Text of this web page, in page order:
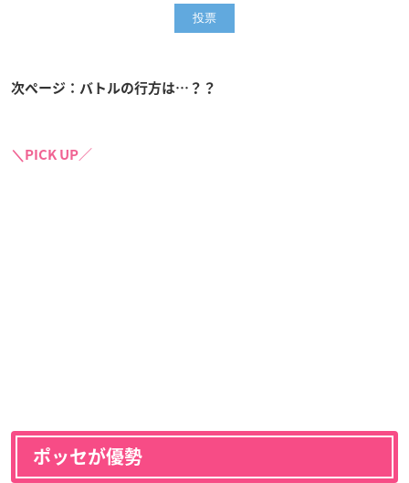
次ページ：バトルの行方は…？？
＼PICK UP／
ポッセが優勢